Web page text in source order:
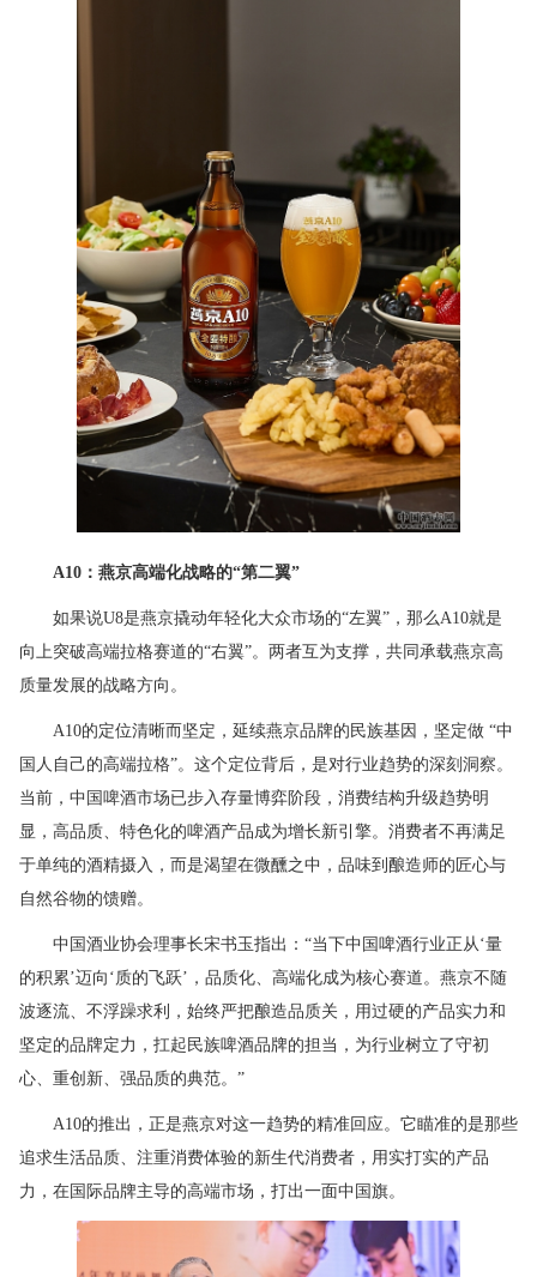
A10：燕京高端化战略的“第二翼”
如果说U8是燕京撬动年轻化大众市场的“左翼”，那么A10就是
向上突破高端拉格赛道的“右翼”。两者互为支撑，共同承载燕京高
质量发展的战略方向。
A10的定位清晰而坚定，延续燕京品牌的民族基因，坚定做 “中
国人自己的高端拉格”。这个定位背后，是对行业趋势的深刻洞察。
当前，中国啤酒市场已步入存量博弈阶段，消费结构升级趋势明
显，高品质、特色化的啤酒产品成为增长新引擎。消费者不再满足
于单纯的酒精摄入，而是渴望在微醺之中，品味到酿造师的匠心与
自然谷物的馈赠。
中国酒业协会理事长宋书玉指出：“当下中国啤酒行业正从‘量
的积累’迈向‘质的飞跃’，品质化、高端化成为核心赛道。燕京不随
波逐流、不浮躁求利，始终严把酿造品质关，用过硬的产品实力和
坚定的品牌定力，扛起民族啤酒品牌的担当，为行业树立了守初
心、重创新、强品质的典范。”
A10的推出，正是燕京对这一趋势的精准回应。它瞄准的是那些
追求生活品质、注重消费体验的新生代消费者，用实打实的产品
力，在国际品牌主导的高端市场，打出一面中国旗。